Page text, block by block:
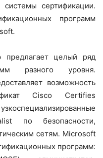
сертификации.
программ
предлагает целый ряд
разного уровня.
возможность
Cisco Certifies
по безопасности,
сетям. Microsoft
программ: